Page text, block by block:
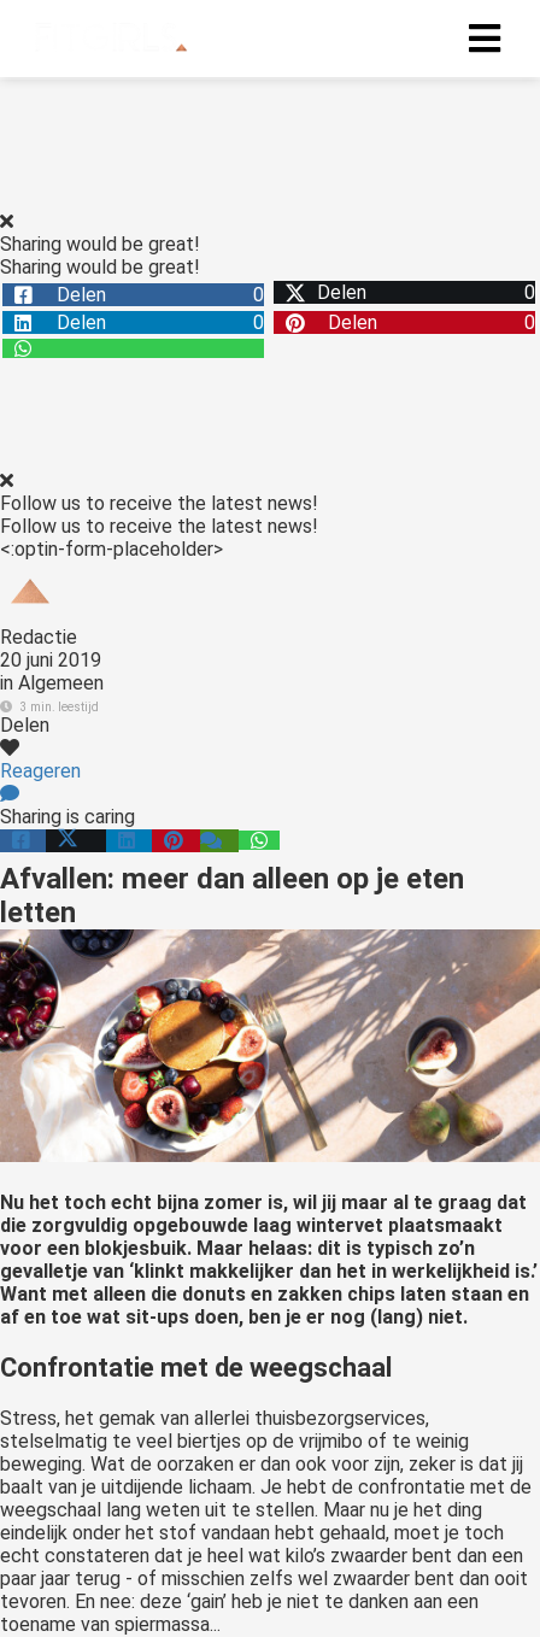
Sharing would be great!
Sharing would be great!
Delen
0 Delen
0
Delen
0 Delen 0
Follow us to receive the latest news!
Follow us to receive the latest news!
<:optin-form-placeholder>
Redactie
20 juni 2019
in Algemeen
3 min. leestijd
Delen
Reageren
Sharing is caring
Afvallen: meer dan alleen op je eten
letten
Nu het toch echt bijna zomer is, wil jij maar al te graag dat
die zorgvuldig opgebouwde laag wintervet plaatsmaakt
voor een blokjesbuik. Maar helaas: dit is typisch zo’n
gevalletje van ‘klinkt makkelijker dan het in werkelijkheid is.’
Want met alleen die donuts en zakken chips laten staan en
af en toe wat sit-ups doen, ben je er nog (lang) niet.
Confrontatie met de weegschaal
Stress, het gemak van allerlei thuisbezorgservices,
stelselmatig te veel biertjes op de vrijmibo of te weinig
beweging. Wat de oorzaken er dan ook voor zijn, zeker is dat jij
baalt van je uitdijende lichaam. Je hebt de confrontatie met de
weegschaal lang weten uit te stellen. Maar nu je het ding
eindelijk onder het stof vandaan hebt gehaald, moet je toch
echt constateren dat je heel wat kilo’s zwaarder bent dan een
paar jaar terug - of misschien zelfs wel zwaarder bent dan ooit
tevoren. En nee: deze ‘gain’ heb je niet te danken aan een
toename van spiermassa...